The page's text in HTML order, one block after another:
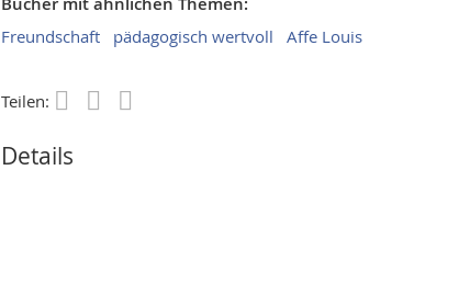
Freundschaft pädagogisch wertvoll Affe Louis
Teilen:
Details